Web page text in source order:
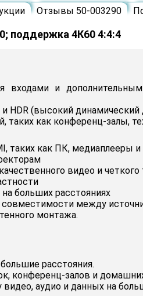
Отзывы 50-003290
поддержка 4К60 4:4:4
входами и
HDR (высокий динамический
таких как конференц-залы,
таких как ПК, медиаплееры
видео и четкого
больших расстояниях
совместимости между
монтажа.
расстояния.
конференц-залов и
аудио и данных на